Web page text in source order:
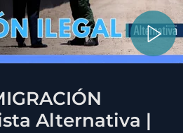
Alternativa |